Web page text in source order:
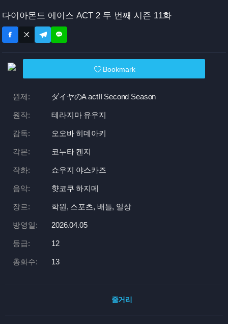
다이아몬드 에이스 ACT 2 두 번째 시즌 11화
Bookmark
원제: ダイヤのA actII Second Season
원작: 테라지마 유우지
감독: 오오바 히데아키
각본: 코누타 켄지
작화: 쇼우지 야스카즈
음악: 햣코쿠 하지메
장르: 학원, 스포츠, 배틀, 일상
방영일: 2026.04.05
등급: 12
총화수: 13
줄거리